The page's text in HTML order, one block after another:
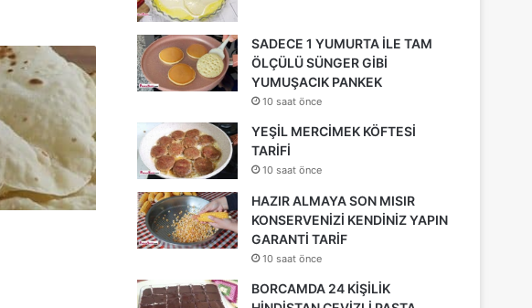
SADECE 1 YUMURTA İLE TAM
ÖLÇÜLÜ SÜNGER GİBİ
YUMUŞACIK PANKEK
10 saat önce
YEŞİL MERCİMEK KÖFTESİ
TARİFİ
10 saat önce
HAZIR ALMAYA SON MISIR
KONSERVENİZİ KENDİNİZ YAPIN
GARANTİ TARİF
10 saat önce
BORCAMDA 24 KİŞİLİK